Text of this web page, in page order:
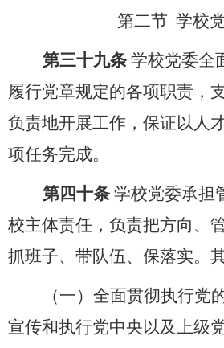
第二节 学校
第三十九条 学校党委全
履行党章规定的各项职责，
负责地开展工作，保证以人
项任务完成。
第四十条 学校党委承担
校主体责任，负责把方向、
抓班子、带队伍、保落实。
（一）全面贯彻执行党
宣传和执行党中央以及上级